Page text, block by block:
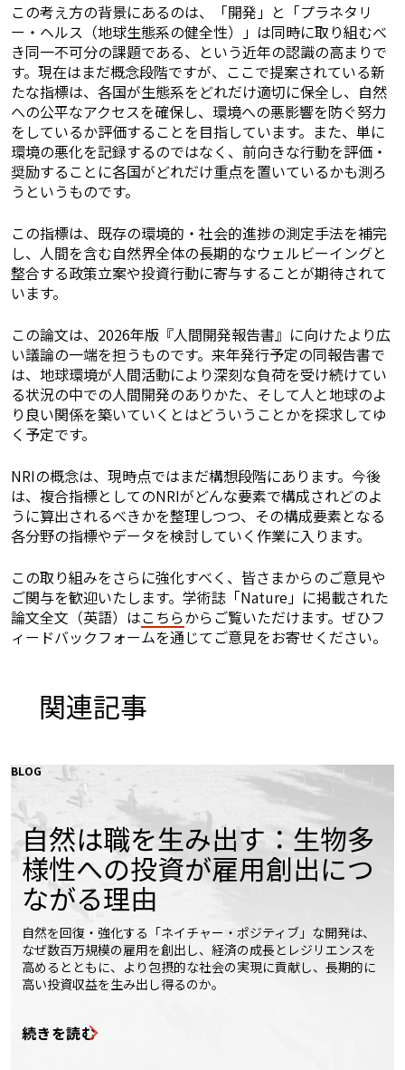
この考え方の背景にあるのは、「開発」と「プラネタリ
ー・ヘルス（地球生態系の健全性）」は同時に取り組むべ
き同一不可分の課題である、という近年の認識の高まりで
す。現在はまだ概念段階ですが、ここで提案されている新
たな指標は、各国が生態系をどれだけ適切に保全し、自然
への公平なアクセスを確保し、環境への悪影響を防ぐ努力
をしているか評価することを目指しています。また、単に
環境の悪化を記録するのではなく、前向きな行動を評価・
奨励することに各国がどれだけ重点を置いているかも測ろ
うというものです。
この指標は、既存の環境的・社会的進捗の測定手法を補完
し、人間を含む自然界全体の長期的なウェルビーイングと
整合する政策立案や投資行動に寄与することが期待されて
います。
この論文は、2026年版『人間開発報告書』に向けたより広
い議論の一端を担うものです。来年発行予定の同報告書で
は、地球環境が人間活動により深刻な負荷を受け続けてい
る状況の中での人間開発のありかた、そして人と地球のよ
り良い関係を築いていくとはどういうことかを探求してゆ
く予定です。
NRIの概念は、現時点ではまだ構想段階にあります。今後
は、複合指標としてのNRIがどんな要素で構成されどのよ
うに算出されるべきかを整理しつつ、その構成要素となる
各分野の指標やデータを検討していく作業に入ります。
この取り組みをさらに強化すべく、皆さまからのご意見や
ご関与を歓迎いたします。学術誌「Nature」に掲載された
論文全文（英語）はこちらからご覧いただけます。ぜひフ
ィードバックフォームを通じてご意見をお寄せください。
関連記事
BLOG
自然は職を生み出す：生物多
様性への投資が雇用創出につ
ながる理由
自然を回復・強化する「ネイチャー・ポジティブ」な開発は、
なぜ数百万規模の雇用を創出し、経済の成長とレジリエンスを
高めるとともに、より包摂的な社会の実現に貢献し、長期的に
高い投資収益を生み出し得るのか。
続きを読む